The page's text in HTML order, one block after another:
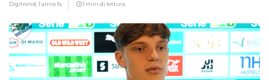
Digitrend,1 anno fa 1 min di lettura